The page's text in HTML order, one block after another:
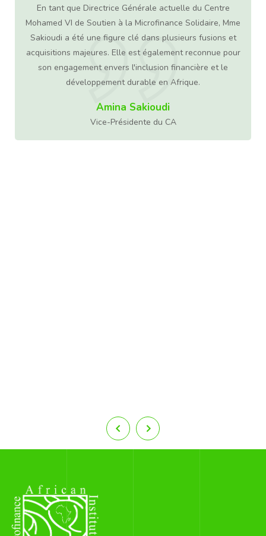
En tant que Directrice Générale actuelle du Centre
Mohamed VI de Soutien à la Microfinance Solidaire, Mme
Sakioudi a été une figure clé dans plusieurs fusions et
acquisitions majeures. Elle est également reconnue pour
son engagement envers l'inclusion financière et le
développement durable en Afrique.
Amina Sakioudi
Vice-Présidente du CA